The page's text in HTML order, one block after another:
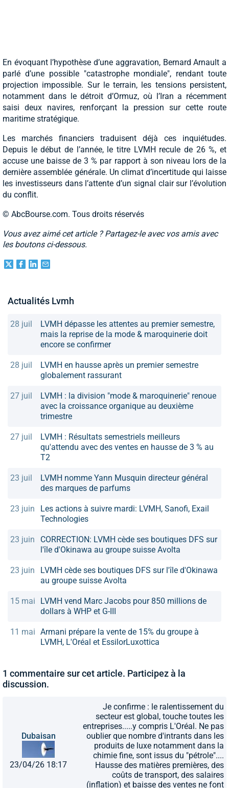
En évoquant l’hypothèse d’une aggravation, Bernard Arnault a
parlé d’une possible "catastrophe mondiale", rendant toute
projection impossible. Sur le terrain, les tensions persistent,
notamment dans le détroit d’Ormuz, où l’Iran a récemment
saisi deux navires, renforçant la pression sur cette route
maritime stratégique.
Les marchés financiers traduisent déjà ces inquiétudes.
Depuis le début de l’année, le titre LVMH recule de 26 %, et
accuse une baisse de 3 % par rapport à son niveau lors de la
dernière assemblée générale. Un climat d’incertitude qui laisse
les investisseurs dans l’attente d’un signal clair sur l’évolution
du conflit.
© AbcBourse.com. Tous droits réservés
Vous avez aimé cet article ? Partagez-le avec vos amis avec
les boutons ci-dessous.
Actualités Lvmh
28 juil
LVMH dépasse les attentes au premier semestre,
mais la reprise de la mode & maroquinerie doit
encore se confirmer
28 juil
LVMH en hausse après un premier semestre
globalement rassurant
27 juil
LVMH : la division "mode & maroquinerie" renoue
avec la croissance organique au deuxième
trimestre
27 juil
LVMH : Résultats semestriels meilleurs
qu'attendu avec des ventes en hausse de 3 % au
T2
23 juil
LVMH nomme Yann Musquin directeur général
des marques de parfums
23 juin
Les actions à suivre mardi: LVMH, Sanofi, Exail
Technologies
23 juin
CORRECTION: LVMH cède ses boutiques DFS sur
l'île d'Okinawa au groupe suisse Avolta
23 juin
LVMH cède ses boutiques DFS sur l'île d'Okinawa
au groupe suisse Avolta
15 mai
LVMH vend Marc Jacobs pour 850 millions de
dollars à WHP et G-III
11 mai Armani prépare la vente de 15% du groupe à
LVMH, L'Oréal et EssilorLuxottica
1 commentaire sur cet article. Participez à la
discussion.
Dubaisan
23/04/26 18:17
Je confirme : le ralentissement du
secteur est global, touche toutes les
entreprises.....y compris L'Oréal. Ne pas
oublier que nombre d'intrants dans les
produits de luxe notamment dans la
chimie fine, sont issus du "pétrole"....
Hausse des matières premières, des
coûts de transport, des salaires
(inflation) et baisse des ventes ne font